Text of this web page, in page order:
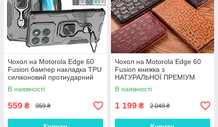
Чохол на Motorola Edge 60
Fusion бампер накладка TPU
силіконовий протиударний
оригінальний "VANGUARD "
В наявності
559 ₴ 959 ₴
Чохол на Motorola Edge 60
Fusion книжка з
НАТУРАЛЬНОЇ ПРЕМІУМ
ШКІРИ із підставкою
протиударний магнітний
"JACOSA"
В наявності
1 199 ₴ 2 049 ₴